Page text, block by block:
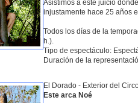
Asistimos a este juicio
injustamente hace 25 años
Todos los días de la
h.).
Tipo de espectáculo:
Duración de la
El Dorado - Exterior del
Este arca Noé